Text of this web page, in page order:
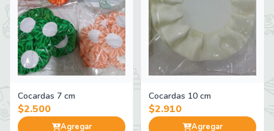
Cocardas 7 cm
$2.500
Agregar
Cocardas 10 cm
$2.910
Agregar